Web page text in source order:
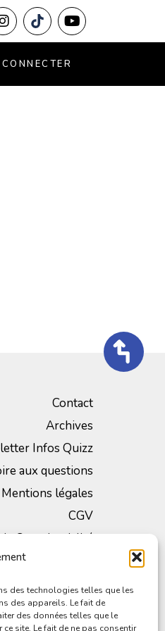
des technologies telles que les
des appareils. Le fait de
des données telles que le
site. Le fait de ne pas consentir
Contact
Archives
Infos Quizz
aux questions
Mentions légales
CGV
Confidentialité